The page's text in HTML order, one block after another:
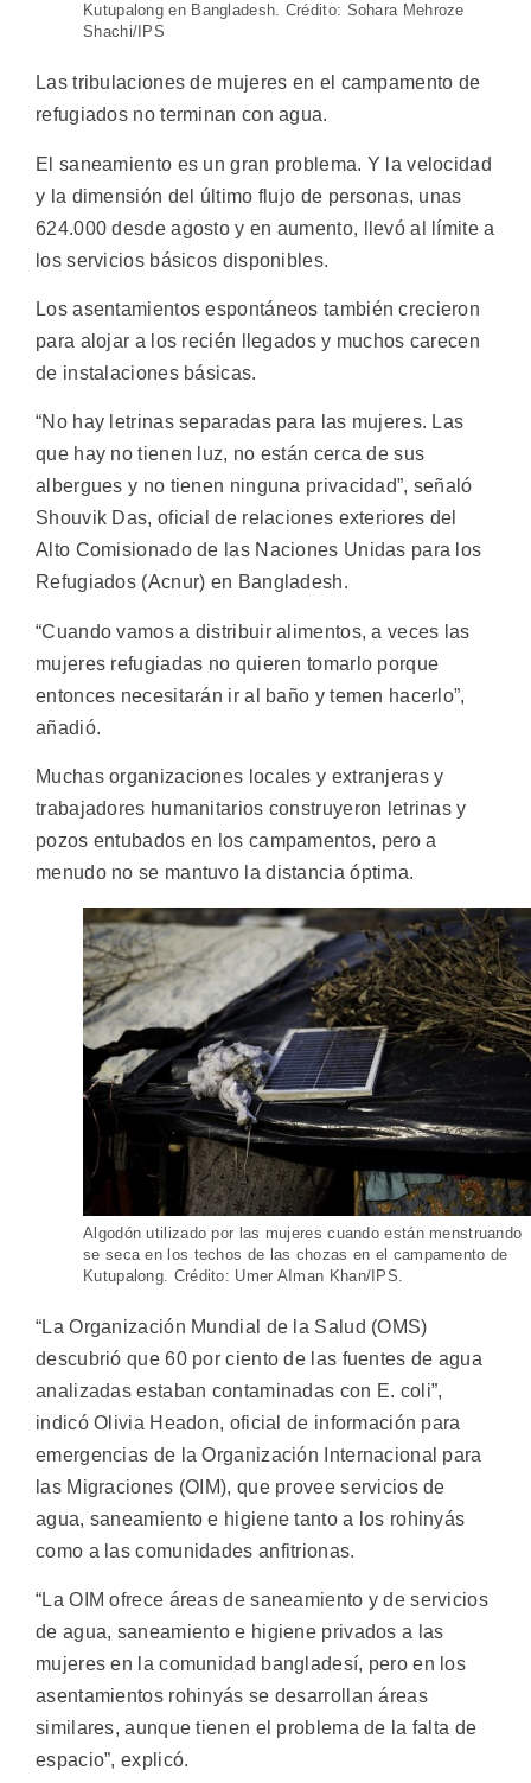
Kutupalong en Bangladesh. Crédito: Sohara Mehroze
Shachi/IPS
Las tribulaciones de mujeres en el campamento de
refugiados no terminan con agua.
El saneamiento es un gran problema. Y la velocidad
y la dimensión del último flujo de personas, unas
624.000 desde agosto y en aumento, llevó al límite a
los servicios básicos disponibles.
Los asentamientos espontáneos también crecieron
para alojar a los recién llegados y muchos carecen
de instalaciones básicas.
“No hay letrinas separadas para las mujeres. Las
que hay no tienen luz, no están cerca de sus
albergues y no tienen ninguna privacidad”, señaló
Shouvik Das, oficial de relaciones exteriores del
Alto Comisionado de las Naciones Unidas para los
Refugiados (Acnur) en Bangladesh.
“Cuando vamos a distribuir alimentos, a veces las
mujeres refugiadas no quieren tomarlo porque
entonces necesitarán ir al baño y temen hacerlo”,
añadió.
Muchas organizaciones locales y extranjeras y
trabajadores humanitarios construyeron letrinas y
pozos entubados en los campamentos, pero a
menudo no se mantuvo la distancia óptima.
Algodón utilizado por las mujeres cuando están menstruando
se seca en los techos de las chozas en el campamento de
Kutupalong. Crédito: Umer AIman Khan/IPS.
“La Organización Mundial de la Salud (OMS)
descubrió que 60 por ciento de las fuentes de agua
analizadas estaban contaminadas con E. coli”,
indicó Olivia Headon, oficial de información para
emergencias de la Organización Internacional para
las Migraciones (OIM), que provee servicios de
agua, saneamiento e higiene tanto a los rohinyás
como a las comunidades anfitrionas.
“La OIM ofrece áreas de saneamiento y de servicios
de agua, saneamiento e higiene privados a las
mujeres en la comunidad bangladesí, pero en los
asentamientos rohinyás se desarrollan áreas
similares, aunque tienen el problema de la falta de
espacio”, explicó.